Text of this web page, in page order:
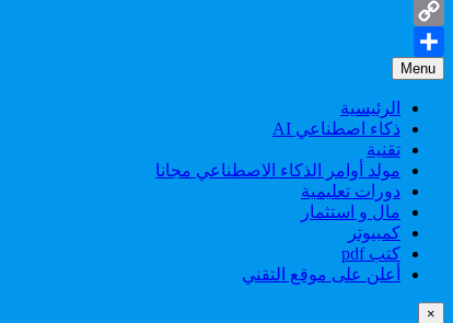
Gmail
Copy
Link
Share
Menu
الرئيسية
ذكاء اصطناعي AI
تقنية
مولد أوامر الذكاء الاصطناعي مجانا
دورات تعليمية
مال و استثمار
كمبيوتر
كتب pdf
أعلن على موقع التقني
×